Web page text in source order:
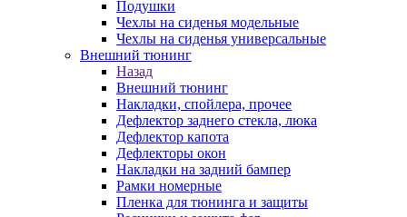
Подушки
Чехлы на сиденья модельные
Чехлы на сиденья универсальные
Внешний тюнинг
Назад
Внешний тюнинг
Накладки, спойлера, прочее
Дефлектор заднего стекла, люка
Дефлектор капота
Дефлекторы окон
Накладки на задний бампер
Рамки номерные
Пленка для тюнинга и защиты